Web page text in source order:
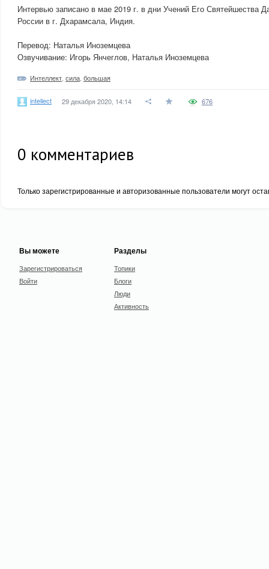
Интервью записано в мае 2019 г. в дни Учений Его Святейшества
России в г. Дхарамсала, Индия.
Перевод: Наталья Иноземцева
Озвучивание: Игорь Янчеглов, Наталья Иноземцева
Интеллект сила большая
intellect 29 декабря 2020, 14:14 676
0 комментариев
Только зарегистрированные и авторизованные пользователи могут
Вы можете
Зарегистрироваться
Войти
Разделы
Топики
Блоги
Люди
Активность